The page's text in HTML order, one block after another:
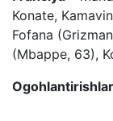
Konate,
Fofana
(Mbappe, 63),